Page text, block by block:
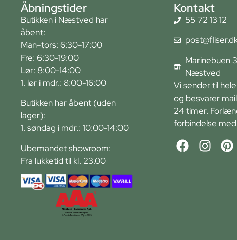
Åbningstider
Butikken i Næstved har
åbent:
Man-tors: 6:30-17:00
Fre: 6:30-19:00
Lør: 8:00-14:00
1. lør i mdr.: 8:00-16:00
Butikken har åbent (uden
lager):
1. søndag i mdr.: 10:00-14:00
Ubemandet showroom:
Fra lukketid til kl. 23.00
Kontakt
55 72 13 12
Marinebuen
Næstved
Vi sender til
og besvarer
24 timer.
forbindelse